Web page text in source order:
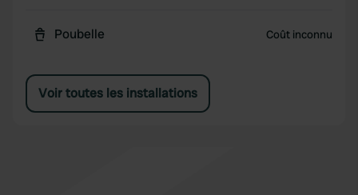
Poubelle Coût inconnu
Voir toutes les installations